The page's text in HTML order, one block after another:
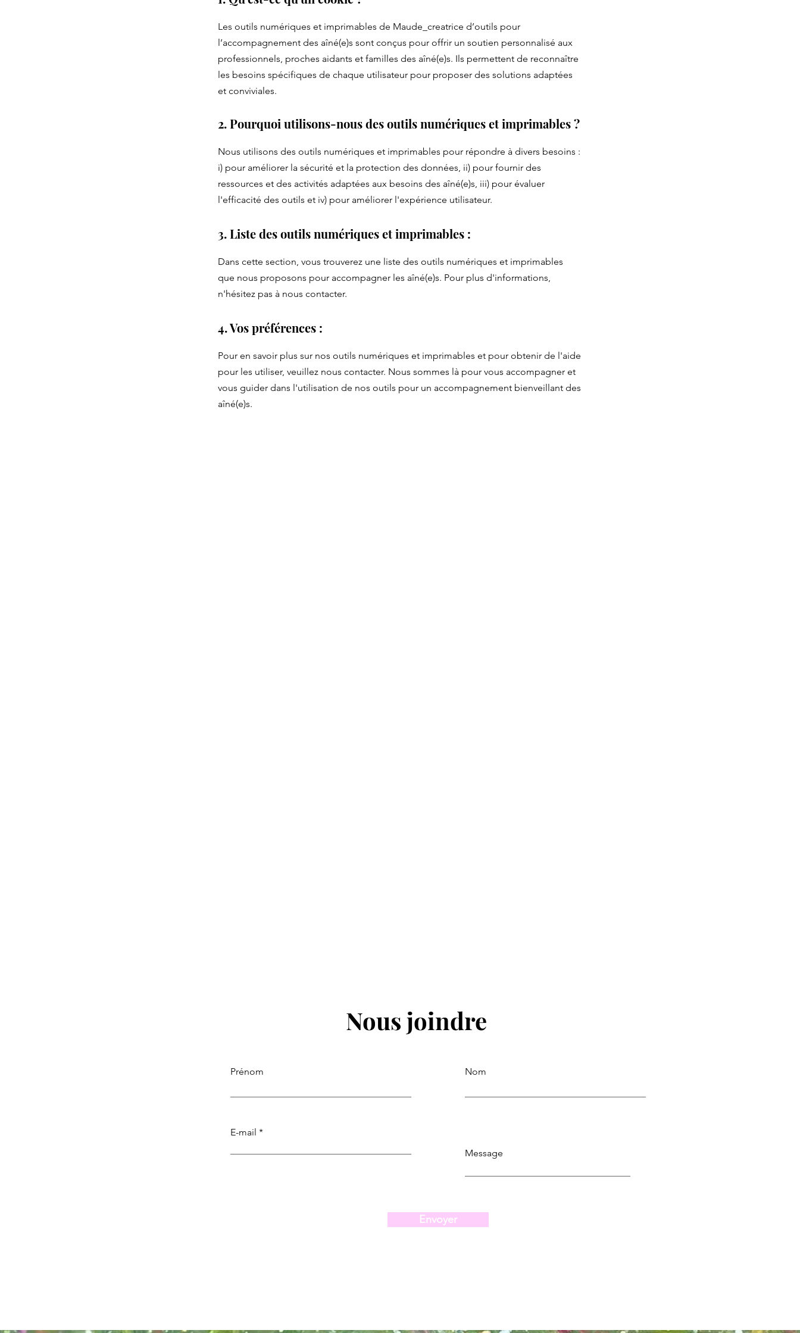
Les outils numériques et imprimables de Maude_creatrice d’outils pour
l’accompagnement des aîné(e)s sont conçus pour offrir un soutien personnalisé aux
professionnels, proches aidants et familles des aîné(e)s. Ils permettent de reconnaître
les besoins spécifiques de chaque utilisateur pour proposer des solutions adaptées
et conviviales.
2. Pourquoi utilisons-nous des outils numériques et imprimables ?
Nous utilisons des outils numériques et imprimables pour répondre à divers besoins :
i) pour améliorer la sécurité et la protection des données, ii) pour fournir des
ressources et des activités adaptées aux besoins des aîné(e)s, iii) pour évaluer
l'efficacité des outils et iv) pour améliorer l'expérience utilisateur.
3. Liste des outils numériques et imprimables :
Dans cette section, vous trouverez une liste des outils numériques et imprimables
que nous proposons pour accompagner les aîné(e)s. Pour plus d'informations,
n'hésitez pas à nous contacter.
4. Vos préférences :
Pour en savoir plus sur nos outils numériques et imprimables et pour obtenir de l'aide
pour les utiliser, veuillez nous contacter. Nous sommes là pour vous accompagner et
vous guider dans l'utilisation de nos outils pour un accompagnement bienveillant des
aîné(e)s.
Nous joindre
Prénom Nom
E-mail
Message
Envoyer